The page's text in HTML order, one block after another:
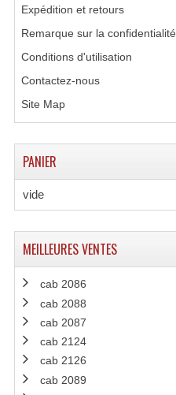
Expédition et retours
Remarque sur la confidentialité
Conditions d'utilisation
Contactez-nous
Site Map
PANIER
vide
MEILLEURES VENTES
cab 2086
cab 2088
cab 2087
cab 2124
cab 2126
cab 2089